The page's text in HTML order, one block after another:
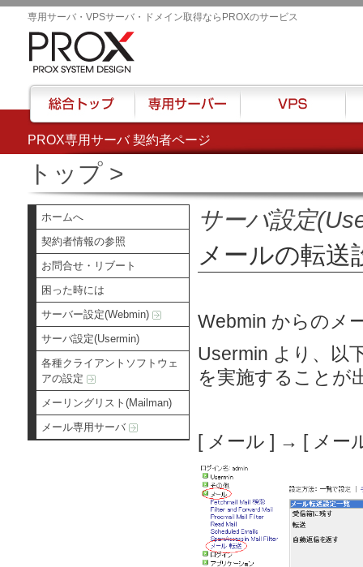
PROX専用サーバ 契約者ページ
専用サーバ・VPSサーバ・ドメイン取得ならPROXのサービス
トップ>
ホームへ
契約者情報の参照
お問合せ・リブート
困った時には
サーバー設定(Webmin)
サーバ設定(Usermin)
各種クライアントソフトウェ
アの設定
メーリングリスト(Mailman)
メール専用サーバ
サーバ設定
メールの転送
Webmin からのメ
Usermin より、以
を実施することが
[ メール ] → [ メー
総合トップ 専用サーバー VPS ハ